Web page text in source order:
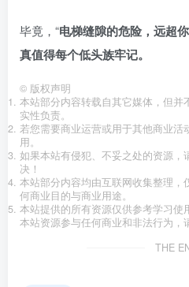
毕竟，“电梯缝隙的危险，远超
真值得每个低头族牢记。
© 版权声明
本站部分内容转载自其它媒体，但并
实性负责。
若您需要商业运营或用于其他商业活
用。
如果本站有侵犯、不妥之处的资源，
决！
本站部分内容均由互联网收集整理
何商业目的与商业用途。
本站提供的所有资源仅供参考学习使
本站资源参与任何商业和非法行为，
THE